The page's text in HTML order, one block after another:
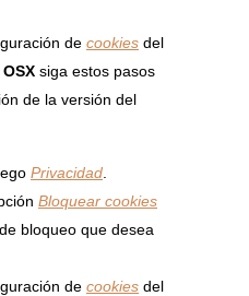
de cookies del
siga estos pasos
de la versión del
Privacidad
Bloquear cookies
bloqueo que desea
de cookies del